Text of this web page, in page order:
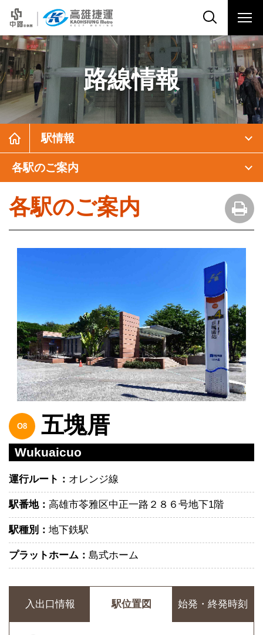
路線情報
駅情報
各駅のご案内
各駅のご案内
O8 五塊厝
Wukuaicuo
運行ルート： オレンジ線
駅番地： 高雄市苓雅区中正一路２８６号地下1階
駅種別： 地下鉄駅
プラットホーム： 島式ホーム
入出口情報 駅位置図 始発・終発時刻